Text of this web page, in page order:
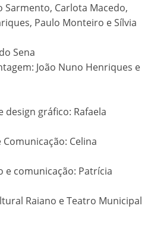
Carlota Macedo,
Paulo Monteiro e Sílvia
Sena
João Nuno Henriques e
gráfico: Rafaela
Celina
e comunicação: Patrícia
Raiano e Teatro Municipal